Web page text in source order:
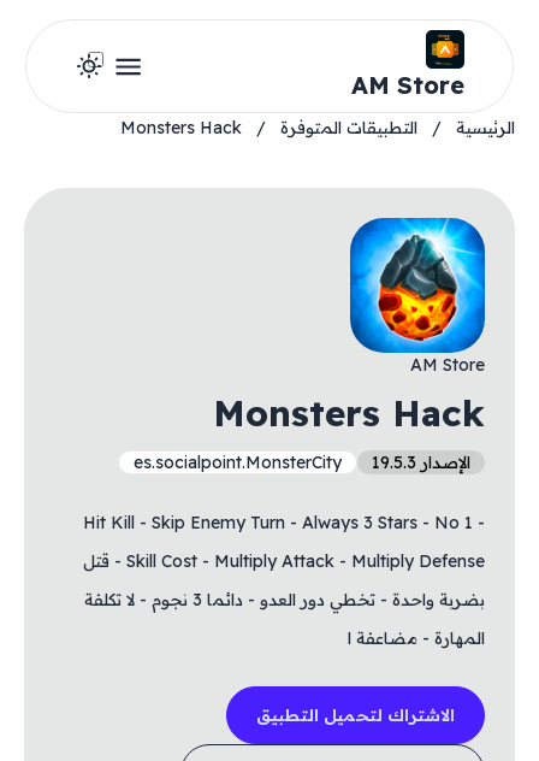
AM Store
الرئيسية / التطبيقات المتوفرة /
Monsters Hack
AM Store
Monsters Hack
الإصدار 19.5.3 es.socialpoint.MonsterCity
- 1 Hit Kill - Skip Enemy Turn - Always 3 Stars - No
Skill Cost - Multiply Attack - Multiply Defense - قتل
بضربة واحدة - تخطي دور العدو - دائما 3 نجوم - لا تكلفة
المهارة - مضاعفة ا
الاشتراك لتحميل التطبيق